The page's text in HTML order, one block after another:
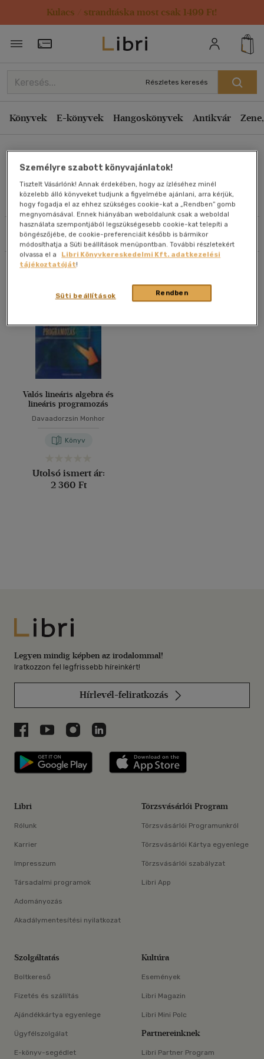
Kulacs / strandtáska most csak 1499 Ft!
Törzsvásárlói Kártya adatai
Részletes keresés
Könyvek E-könyvek Hangoskönyvek Antikvár
Művei
Szűrés Rendezés
Rendezés
Kiadás éve szerint csökkenő
Ár szerint csökkenő
Eladott darabszám szerint csökkenő
Eladott darabszám szerint növekvő
Cím szerint A-Z
Szerző szerint A-Z
Megjelenítés
20 db / oldal
Alkalmaz
Valós lineáris algebra és
lineáris programozás
Davaadorzsin Monhor
Könyv
Utolsó ismert ár:
2 360 Ft
Libri
Legyen mindig képben az irodalommal!
Iratkozzon fel legfrissebb híreinkért!
Hírlevél-feliratkozás
Libri a Facebookon
Libri a Youtube-on
Libri az Instagramon
Libri a LinkedInen
Libri applikáció Szerezd meg: Google
Libri
Rólunk
Karrier
Impresszum
Társadalmi programok
Adományozás
Akadálymentesítési nyilatkozat
Törzsvásárlói Program
Törzsvásárlói Programunkról
Törzsvásárlói Kártya egyenlege
Törzsvásárlói szabályzat
Libri App
Szolgáltatás
Boltkereső
Fizetés és szállítás
Ajándékkártya egyenlege
Ügyfélszolgálat
E-könyv-segédlet
Kultúra
Események
Libri Magazin
Libri Mini Polc
Partnereinknek
Libri Partner Program
Személyre szabott könyvajánlatok!
Tisztelt Vásárlónk! Annak érdekében, hogy az ízléséhez minél
közelebb álló könyveket tudjunk a figyelmébe ajánlani, arra kérjük,
hogy fogadja el az ehhez szükséges cookie-kat a „Rendben” gomb
megnyomásával. Ennek hiányában weboldalunk csak a weboldal
használata szempontjából legszükségesebb cookie-kat telepíti a
böngészőjébe, de cookie-preferenciáit később is bármikor
módosíthatja a Süti beállítások menüpontban. További részletekért
olvassa el a
Libri Könyvkereskedelmi Kft. adatkezelési
tájékoztatóját!
Rendben
Süti beállítások